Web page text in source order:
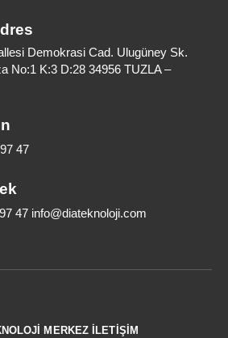
Demokrasi Cad. Ulugüney Sk.
No:1 K:3 D:28 34956 TUZLA –
47
47 info@diateknoloji.com
MERKEZ İLETİŞİM